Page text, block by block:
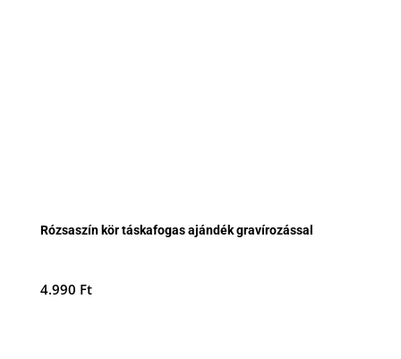
Rózsaszín kör táskafogas ajándék gravírozással
4.990 Ft